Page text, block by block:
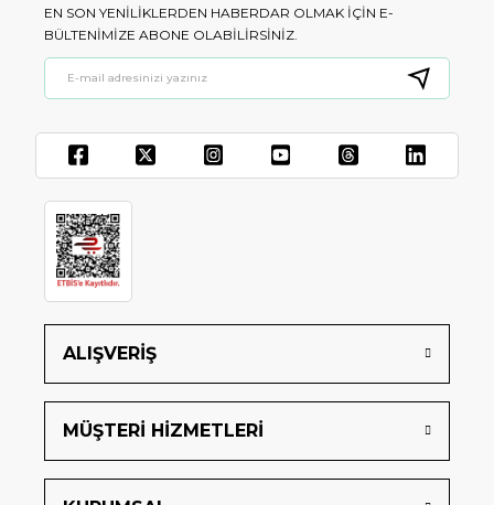
ALIŞVERİŞ
MÜŞTERİ HİZMETLERİ
EN SON YENILIKLERDEN HABERDAR OLMAK IÇIN E-
BÜLTENIMIZE ABONE OLABILIRSINIZ.